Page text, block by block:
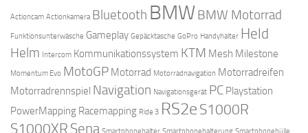
Actioncam Actionkamera Bluetooth BMWBMW Motorrad
Funktionsunterwäsche Gameplay Gepäcktasche GoPro Handyhalter Held
Helm Intercom Kommunikationssystem KTM Mesh Milestone
Momentum Evo MotoGP Motorrad Motorradnavigation Motorradreifen
Motorradrennspiel Navigation Navigationsgerät PC Playstation
PowerMapping Racemapping Ride 3 RS2e S1000R
S1000XR Sena